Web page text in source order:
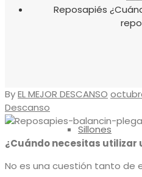
Protectores
Sillones
Reposapiés
ByEL MEJOR DESCANSO
Descanso
¿Cuándo necesitas utilizar
No es una cuestión tanto de